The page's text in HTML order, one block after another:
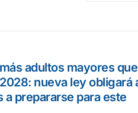
adultos mayores que
nueva ley obligará
a prepararse para este